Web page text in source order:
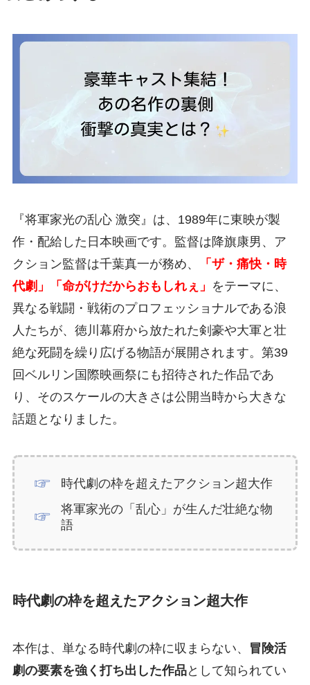
『将軍家光の乱心 激突』は、1989年に東映が製
作・配給した日本映画です。監督は降旗康男、ア
クション監督は千葉真一が務め、
「ザ・痛快・時
代劇」「命がけだからおもしれぇ」 をテーマに、
異なる戦闘・戦術のプロフェッショナルである浪
人たちが、徳川幕府から放たれた剣豪や大軍と壮
絶な死闘を繰り広げる物語が展開されます。第39
回ベルリン国際映画祭にも招待された作品であ
り、そのスケールの大きさは公開当時から大きな
話題となりました。
時代劇の枠を超えたアクション超大作
将軍家光の「乱心」が生んだ壮絶な物
語
時代劇の枠を超えたアクション超大作
本作は、単なる時代劇の枠に収まらない、
冒険活
劇の要素を強く打ち出した作品として知られてい